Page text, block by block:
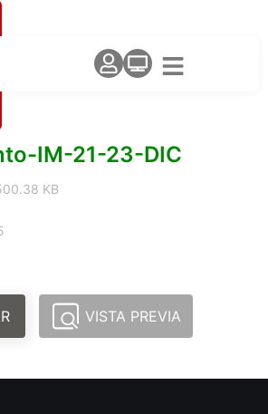
IM-21-23-DIC
KB
VISTA PREVIA